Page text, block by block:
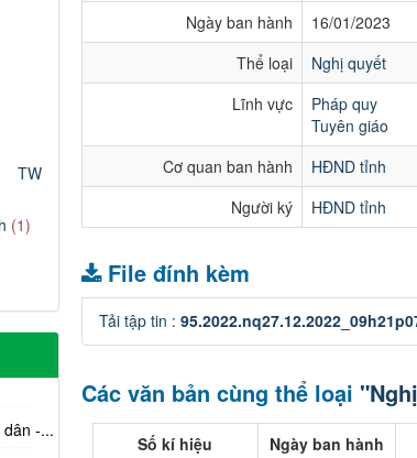
Ngày ban hành
16/01/2023
Thể loại
Nghị quyết
Lĩnh vực
Pháp quy
Tuyên giáo
Cơ quan ban hành
HĐND tỉnh
Người ký
HĐND tỉnh
File đính kèm
Tải tập tin :
Các văn bản cùng thể loại
Số kí hiệu Ngày ban hành
TW
(1)
-...